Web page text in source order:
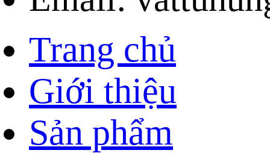
Trang chủ
Giới thiệu
Sản phẩm